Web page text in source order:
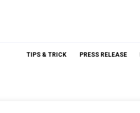
TIPS & TRICK PRESS RELEASE